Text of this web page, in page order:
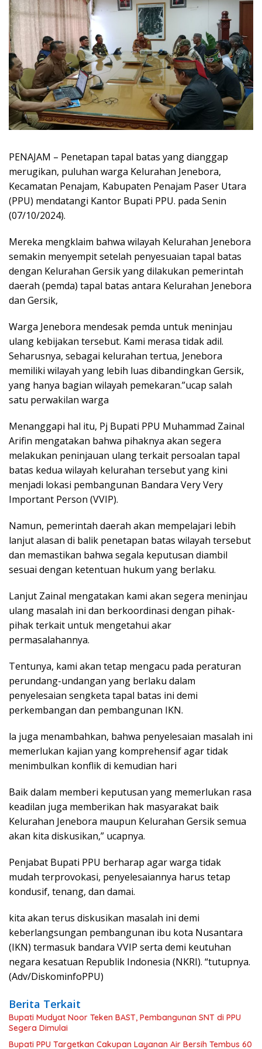
PENAJAM – Penetapan tapal batas yang dianggap
merugikan, puluhan warga Kelurahan Jenebora,
Kecamatan Penajam, Kabupaten Penajam Paser Utara
(PPU) mendatangi Kantor Bupati PPU. pada Senin
(07/10/2024).
Mereka mengklaim bahwa wilayah Kelurahan Jenebora
semakin menyempit setelah penyesuaian tapal batas
dengan Kelurahan Gersik yang dilakukan pemerintah
daerah (pemda) tapal batas antara Kelurahan Jenebora
dan Gersik,
Warga Jenebora mendesak pemda untuk meninjau
ulang kebijakan tersebut. Kami merasa tidak adil.
Seharusnya, sebagai kelurahan tertua, Jenebora
memiliki wilayah yang lebih luas dibandingkan Gersik,
yang hanya bagian wilayah pemekaran.”ucap salah
satu perwakilan warga
Menanggapi hal itu, Pj Bupati PPU Muhammad Zainal
Arifin mengatakan bahwa pihaknya akan segera
melakukan peninjauan ulang terkait persoalan tapal
batas kedua wilayah kelurahan tersebut yang kini
menjadi lokasi pembangunan Bandara Very Very
Important Person (VVIP).
Namun, pemerintah daerah akan mempelajari lebih
lanjut alasan di balik penetapan batas wilayah tersebut
dan memastikan bahwa segala keputusan diambil
sesuai dengan ketentuan hukum yang berlaku.
Lanjut Zainal mengatakan kami akan segera meninjau
ulang masalah ini dan berkoordinasi dengan pihak-
pihak terkait untuk mengetahui akar
permasalahannya.
Tentunya, kami akan tetap mengacu pada peraturan
perundang-undangan yang berlaku dalam
penyelesaian sengketa tapal batas ini demi
perkembangan dan pembangunan IKN.
la juga menambahkan, bahwa penyelesaian masalah ini
memerlukan kajian yang komprehensif agar tidak
menimbulkan konflik di kemudian hari
Baik dalam memberi keputusan yang memerlukan rasa
keadilan juga memberikan hak masyarakat baik
Kelurahan Jenebora maupun Kelurahan Gersik semua
akan kita diskusikan,” ucapnya.
Penjabat Bupati PPU berharap agar warga tidak
mudah terprovokasi, penyelesaiannya harus tetap
kondusif, tenang, dan damai.
kita akan terus diskusikan masalah ini demi
keberlangsungan pembangunan ibu kota Nusantara
(IKN) termasuk bandara VVIP serta demi keutuhan
negara kesatuan Republik Indonesia (NKRI). “tutupnya.
(Adv/DiskominfoPPU)
Berita Terkait
Bupati Mudyat Noor Teken BAST, Pembangunan SNT di PPU
Segera Dimulai
Bupati PPU Targetkan Cakupan Layanan Air Bersih Tembus 60